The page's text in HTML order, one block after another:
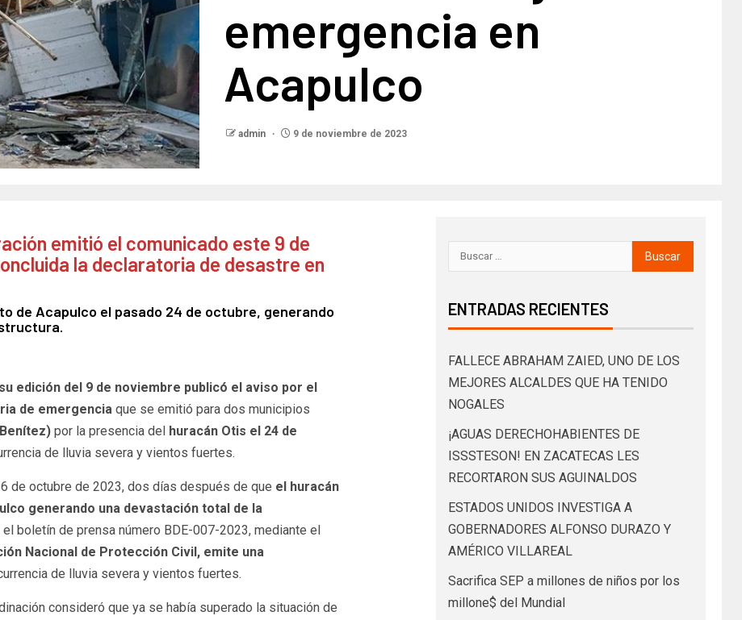
emergencia en
Acapulco
admin 9 de noviembre de 2023
emitió el comunicado este 9 de
la declaratoria de desastre en
de Acapulco el pasado 24 de octubre, generando
edición del 9 de noviembre publicó el aviso por el
de emergencia que se emitió para dos municipios
por la presencia del huracán Otis el 24 de
de lluvia severa y vientos fuertes.
de octubre de 2023, dos días después de que el huracán
generando una devastación total de la
boletín de prensa número BDE-007-2023, mediante el
Nacional de Protección Civil, emite una
de lluvia severa y vientos fuertes.
consideró que ya se había superado la situación de
ENTRADAS RECIENTES
FALLECE ABRAHAM ZAIED, UNO DE LOS
MEJORES ALCALDES QUE HA TENIDO
NOGALES
¡AGUAS DERECHOHABIENTES DE
ISSSTESON! EN ZACATECAS LES
RECORTARON SUS AGUINALDOS
ESTADOS UNIDOS INVESTIGA A
GOBERNADORES ALFONSO DURAZO Y
AMÉRICO VILLAREAL
Sacrifica SEP a millones de niños por los
millone$ del Mundial